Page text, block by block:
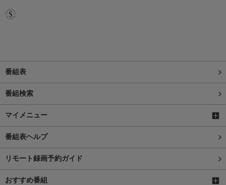
番組表
番組検索
マイメニュー
番組表ヘルプ
リモート録画予約ガイド
おすすめ番組